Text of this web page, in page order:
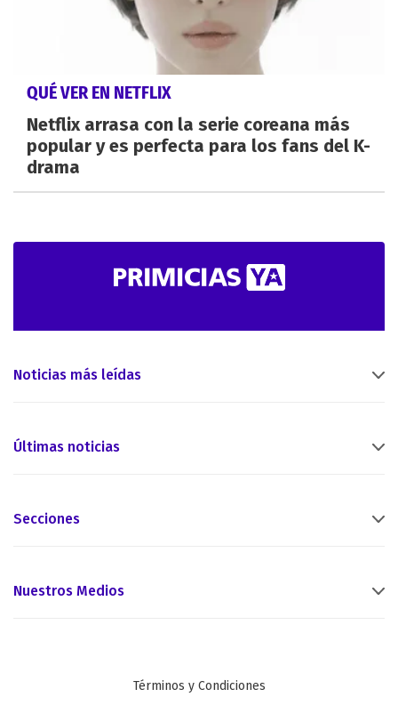
QUÉ VER EN NETFLIX
Netflix arrasa con la serie coreana más
popular y es perfecta para los fans del K-
drama
Noticias más leídas
Últimas noticias
Secciones
Nuestros Medios
Términos y Condiciones